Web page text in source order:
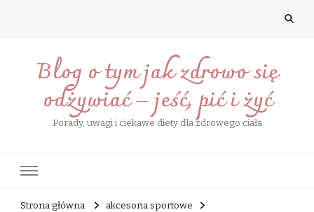
Blog o tym jak zdrowo się
odżywiać – jeść, pić i żyć
Porady, uwagi i ciekawe diety dla zdrowego ciała
Strona główna
akcesoria sportowe